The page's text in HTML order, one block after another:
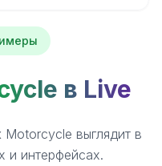
в Live
Motorcycle выглядит в
и интерфейсах.